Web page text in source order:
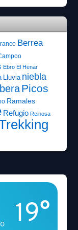
Berrea
Ebro El Henar
Lluvia niebla
Picos
Ramales
Refugio Reinosa
19°